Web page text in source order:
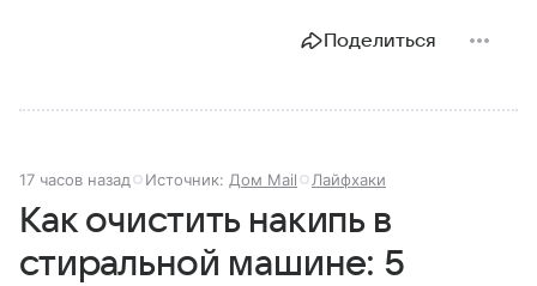
Поделиться
17 часов назад Источник: Дом Mail Лайфхаки
Как очистить накипь в
стиральной машине: 5